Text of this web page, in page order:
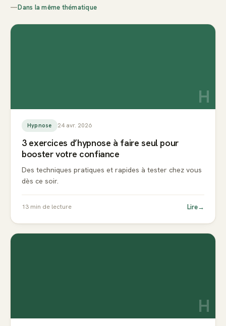
—Dans la même thématique
H
Hypnose 24 avr. 2026
3 exercices d’hypnose à faire seul pour
booster votre confiance
Des techniques pratiques et rapides à tester chez vous
dès ce soir.
13 min de lecture Lire→
H